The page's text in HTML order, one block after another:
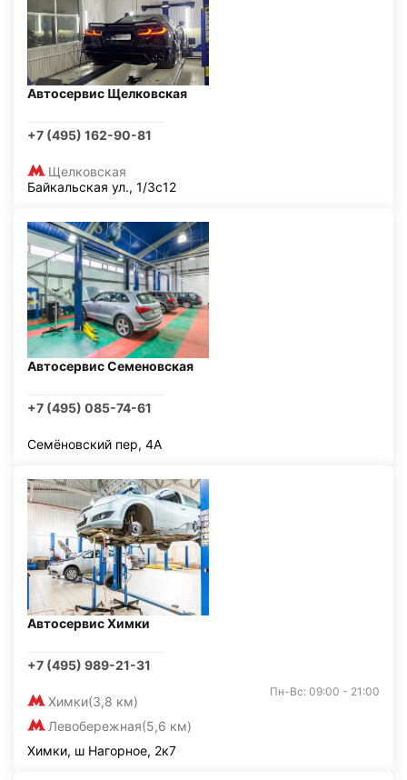
Автосервис Щелковская
+7 (495) 162-90-81
Щелковская
Байкальская ул., 1/3с12
Автосервис Семеновская
+7 (495) 085-74-61
Семёновский пер, 4А
Автосервис Химки
+7 (495) 989-21-31
Химки(3,8 км)
Левобережная(5,6 км)
Пн-Вс: 09:00 - 21:00
Химки, ш Нагорное, 2к7